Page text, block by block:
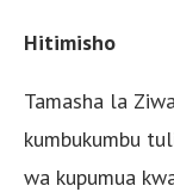
Hitimisho
Tamasha la
kumbukumbu
wa kupumua